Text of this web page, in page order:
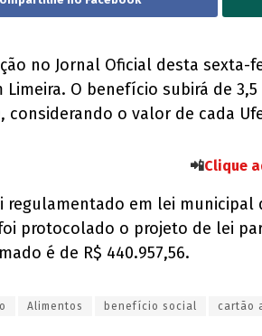
no Jornal Oficial desta
O benefício subirá de 3,5
considerando o valor de cada
📲Clique
regulamentado em lei municipal
protocolado o projeto de lei
é de R$ 440.957,56.
Alimentos benefício social cartão